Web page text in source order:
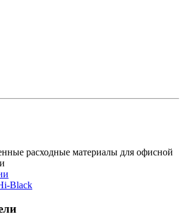
расходные материалы для офисной
Black